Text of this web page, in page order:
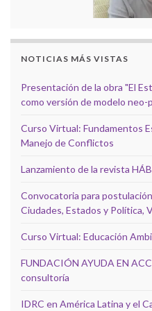
NOTICIAS MÁS VISTAS
Presentación de la obra "El
como versión de modelo neo-
Curso Virtual: Fundamentos
Manejo de Conflictos
Lanzamiento de la revista
Convocatoria para
Ciudades, Estados y Política,
Curso Virtual: Educación
FUNDACIÓN AYUDA EN
consultoría
IDRC en América Latina y el